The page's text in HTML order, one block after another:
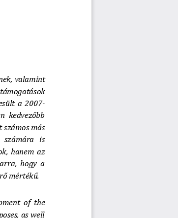
, valamint
a 2007-
kedvezőbb
számos más
számára  is
hanem az
hogy a
mértékű.
of  the
as well